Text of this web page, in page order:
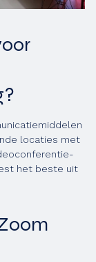
locaties met
het beste uit